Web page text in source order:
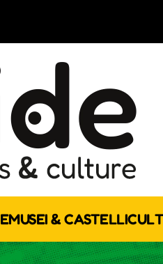
MUSEI & CASTELLI